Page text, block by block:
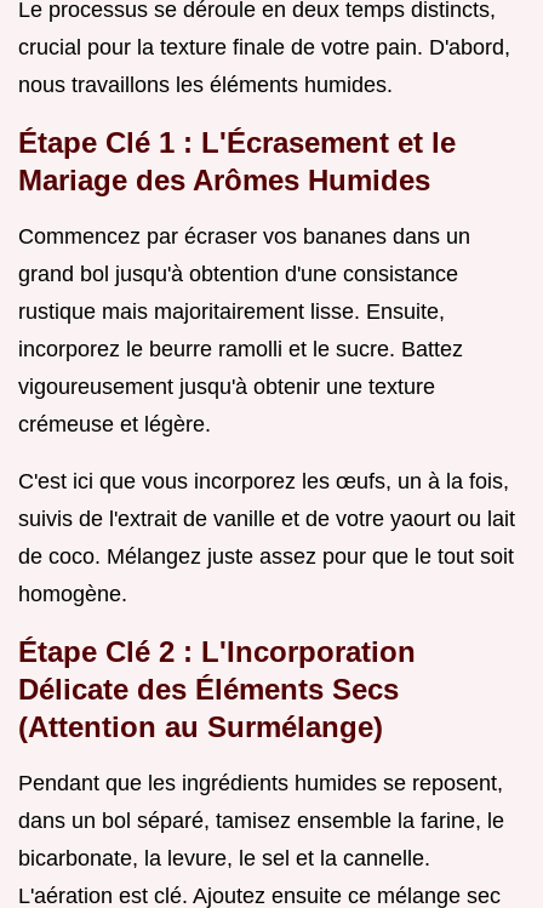
Le processus se déroule en deux temps distincts,
crucial pour la texture finale de votre pain. D'abord,
nous travaillons les éléments humides.
Étape Clé 1 : L'Écrasement et le
Mariage des Arômes Humides
Commencez par écraser vos bananes dans un
grand bol jusqu'à obtention d'une consistance
rustique mais majoritairement lisse. Ensuite,
incorporez le beurre ramolli et le sucre. Battez
vigoureusement jusqu'à obtenir une texture
crémeuse et légère.
C'est ici que vous incorporez les œufs, un à la fois,
suivis de l'extrait de vanille et de votre yaourt ou lait
de coco. Mélangez juste assez pour que le tout soit
homogène.
Étape Clé 2 : L'Incorporation
Délicate des Éléments Secs
(Attention au Surmélange)
Pendant que les ingrédients humides se reposent,
dans un bol séparé, tamisez ensemble la farine, le
bicarbonate, la levure, le sel et la cannelle.
L'aération est clé. Ajoutez ensuite ce mélange sec